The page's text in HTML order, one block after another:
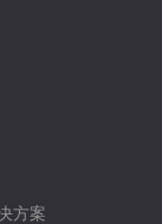
方案